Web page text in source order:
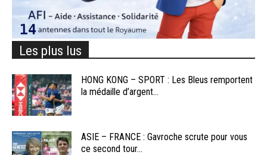
Les plus lus
HONG KONG – SPORT : Les Bleus remportent
la médaille d’argent...
ASIE – FRANCE : Gavroche scrute pour vous
ce second tour...